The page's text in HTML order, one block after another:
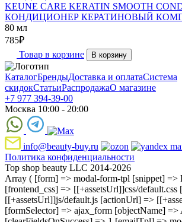
KEUNE CARE KERATIN SMOOTH
КОНДИЦИОНЕР КЕРАТИНОВЫЙ
80 мл
785₽
Товар в корзине
В корзину
КаталогБрендыДоставка и оплатаСистема
скидокСтатьиРаспродажаО магазине
+7 977 394-39-00
Москва 10:00 - 20:00
info@beauty-buy.ru
Политика конфиденциальности
Top shop beauty LLC 2014-2026
Array ( [form] => modal-form-tpl [snippet] =>
[frontend_css] => [[+assetsUrl]]css/
[[+assetsUrl]]js/default.js [actionUrl] =>
[formSelector] => ajax_form [objectName] =>